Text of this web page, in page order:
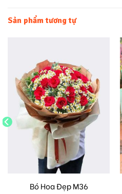
Sản phẩm tương tự
Bó Hoa Đẹp M36